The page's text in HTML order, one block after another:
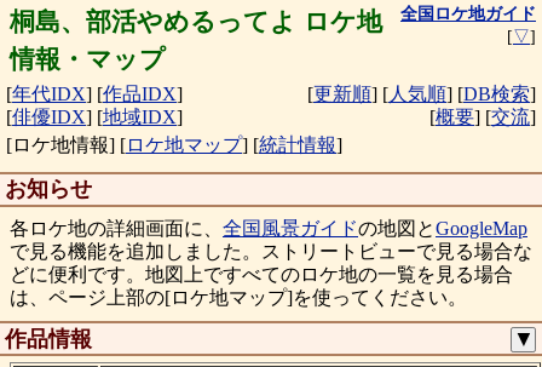
桐島、部活やめるってよ ロケ地
情報・マップ
全国ロケ地ガイド
[▽]
[年代IDX] [作品IDX]
[俳優IDX] [地域IDX]
[更新順] [人気順] [DB検索]
[概要] [交流]
[ロケ地情報] [ロケ地マップ] [統計情報]
お知らせ
各ロケ地の詳細画面に、 全国風景ガイドの地図とGoogleMap
で見る機能を追加しました。ストリートビューで見る場合な
どに便利です。地図上ですべてのロケ地の一覧を見る場合
は、ページ上部の[ロケ地マップ]を使ってください。
作品情報 ▼